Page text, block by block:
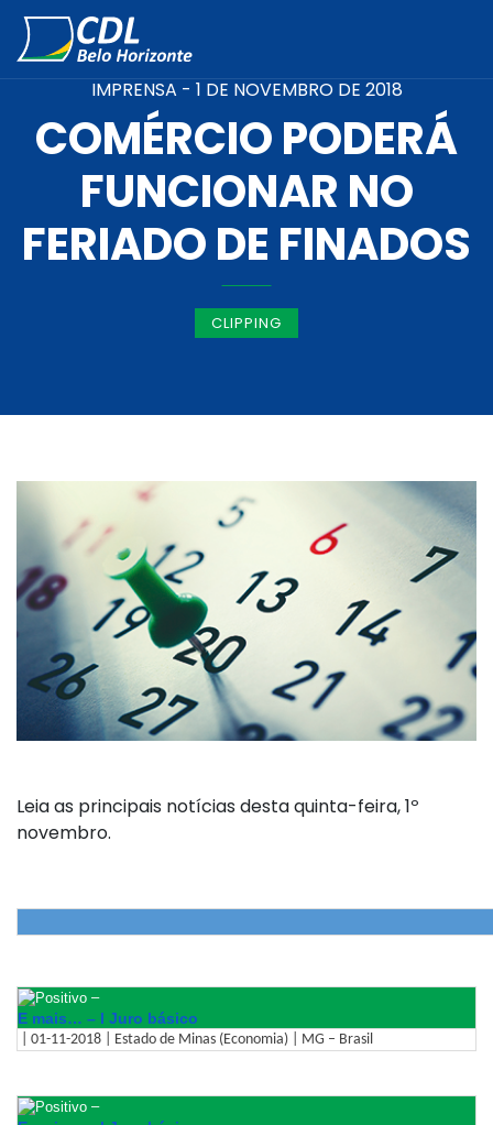
IMPRENSA - 1 DE NOVEMBRO DE 2018
COMÉRCIO PODERÁ
FUNCIONAR NO
FERIADO DE FINADOS
CLIPPING
Leia as principais notícias desta quinta-feira, 1º
novembro.
–
E mais… – l Juro básico
| 01-11-2018 | Estado de Minas (Economia) | MG – Brasil
–